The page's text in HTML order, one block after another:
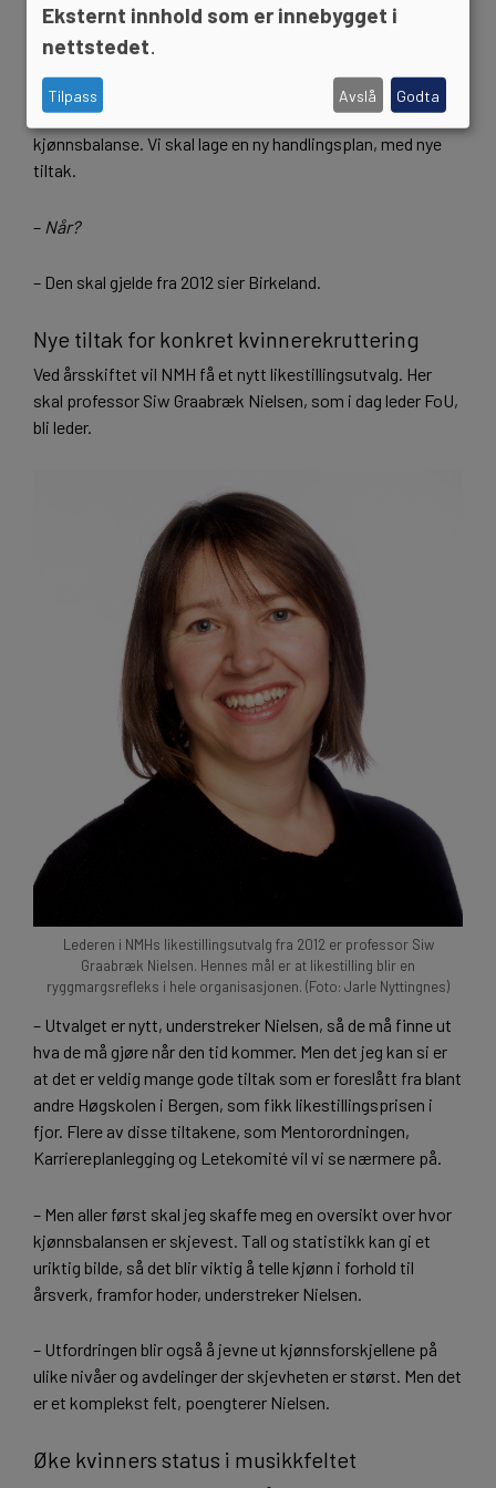
–Hva vil dere gjøre for likestillingen framover?
– Vi må lete etter tydelige tiltak som gir bedre
kjønnsbalanse. Vi skal lage en ny handlingsplan, med nye
tiltak.
– Når?
– Den skal gjelde fra 2012 sier Birkeland.
Nye tiltak for konkret kvinnerekruttering
Ved årsskiftet vil NMH få et nytt likestillingsutvalg. Her
skal professor Siw Graabræk Nielsen, som i dag leder FoU,
bli leder.
Lederen i NMHs likestillingsutvalg fra 2012 er professor Siw
Graabræk Nielsen. Hennes mål er at likestilling blir en
ryggmargsrefleks i hele organisasjonen. (Foto: Jarle Nyttingnes)
– Utvalget er nytt, understreker Nielsen, så de må finne ut
hva de må gjøre når den tid kommer. Men det jeg kan si er
at det er veldig mange gode tiltak som er foreslått fra blant
andre Høgskolen i Bergen, som fikk likestillingsprisen i
fjor. Flere av disse tiltakene, som Mentorordningen,
Karriereplanlegging og Letekomité vil vi se nærmere på.
– Men aller først skal jeg skaffe meg en oversikt over hvor
kjønnsbalansen er skjevest. Tall og statistikk kan gi et
uriktig bilde, så det blir viktig å telle kjønn i forhold til
årsverk, framfor hoder, understreker Nielsen.
– Utfordringen blir også å jevne ut kjønnsforskjellene på
ulike nivåer og avdelinger der skjevheten er størst. Men det
er et komplekst felt, poengterer Nielsen.
Øke kvinners status i musikkfeltet
Eksternt innhold som er innebygget i
nettstedet.
Tilpass Avslå Godta